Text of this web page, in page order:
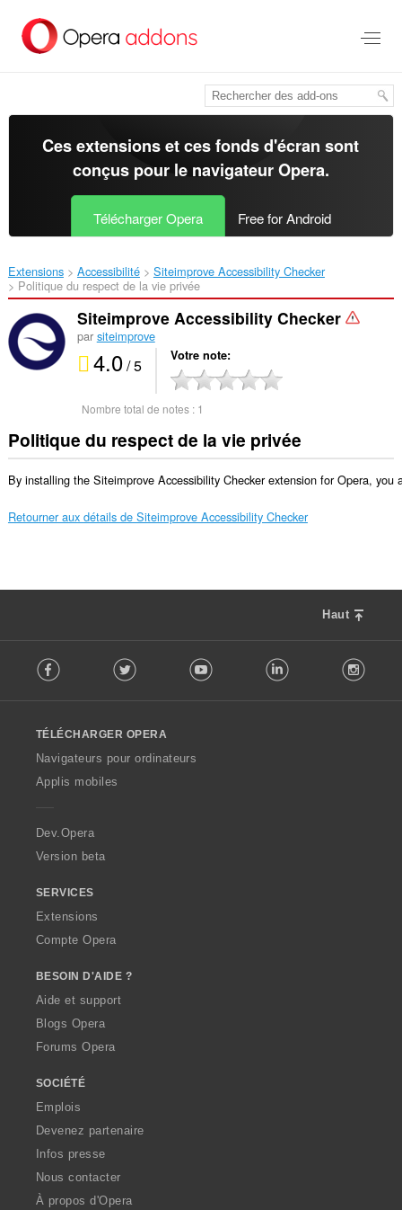
contenu
Ces extensions et ces fonds d'écran sont
conçus pour le navigateur Opera.
Télécharger Opera Free for Android
Extensions Accessibilité
Siteimprove Accessibility Checker‎
Politique du respect de la vie privée
Siteimprove Accessibility Checker
par siteimprove
4.0/ 5 Votre note
Nombre total de notes : 1
Politique du respect de la vie privée
By installing the Siteimprove Accessibility Checker extension for Opera,
Retourner aux détails de Siteimprove Accessibility Checker
Haut
o
w
O
p
a
Facebook Twitter Youtube LinkedIn
TÉLÉCHARGER OPERA
Navigateurs pour ordinateurs
Applis mobiles
Dev.Opera
Version beta
SERVICES
Extensions
Compte Opera
BESOIN D'AIDE ?
Aide et support
Blogs Opera
Forums Opera
SOCIÉTÉ
Emplois
Devenez partenaire
Infos presse
Nous contacter
À propos d'Opera